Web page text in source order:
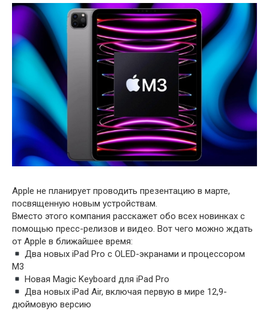
Apple не планирует проводить презентацию в марте,
посвященную новым устройствам.
Вместо этого компания расскажет обо всех новинках с
помощью пресс-релизов и видео. Вот чего можно ждать
от Apple в ближайшее время:
Два новых iPad Pro с OLED-экранами и процессором
M3
Новая Magic Keyboard для iPad Pro
Два новых iPad Air, включая первую в мире 12,9-
дюймовую версию